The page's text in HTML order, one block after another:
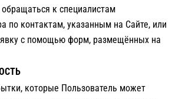
к специалистам
по контактам, указанным на Сайте, или
с помощью форм, размещённых на
которые Пользователь может